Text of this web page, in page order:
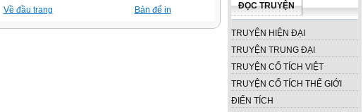
ĐỌC TRUYỆN
TRUYỆN HIỆN ĐẠI
TRUYỆN TRUNG ĐẠI
TRUYỆN CỔ TÍCH VIỆT
TRUYỆN CỔ TÍCH THẾ GIỚI
ĐIỂN TÍCH
Về đầu trang Bản để in